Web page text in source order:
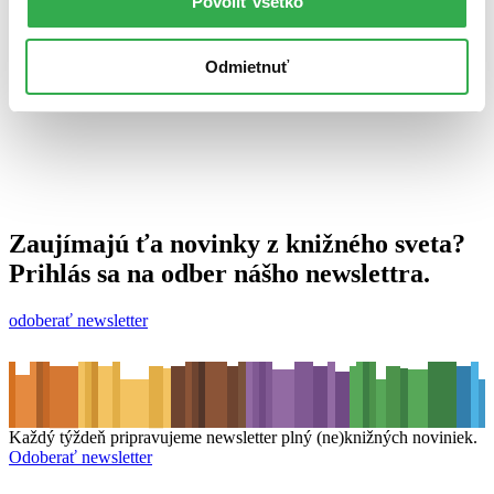
Odmietnuť
Zaujímajú ťa novinky z knižného sveta?
Prihlás sa na odber nášho newslettra.
odoberať newsletter
Každý týždeň pripravujeme newsletter plný (ne)knižných noviniek.
Odoberať newsletter